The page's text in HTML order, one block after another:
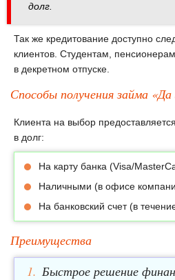
долг.
Так же кредитование доступно
клиентов. Студентам,
в декретном отпуске.
Способы получения займа
Клиента на выбор
в долг:
На карту банка (Visa/
Наличными (в офисе
На банковский счет (в
Преимущества
Быстрое решение